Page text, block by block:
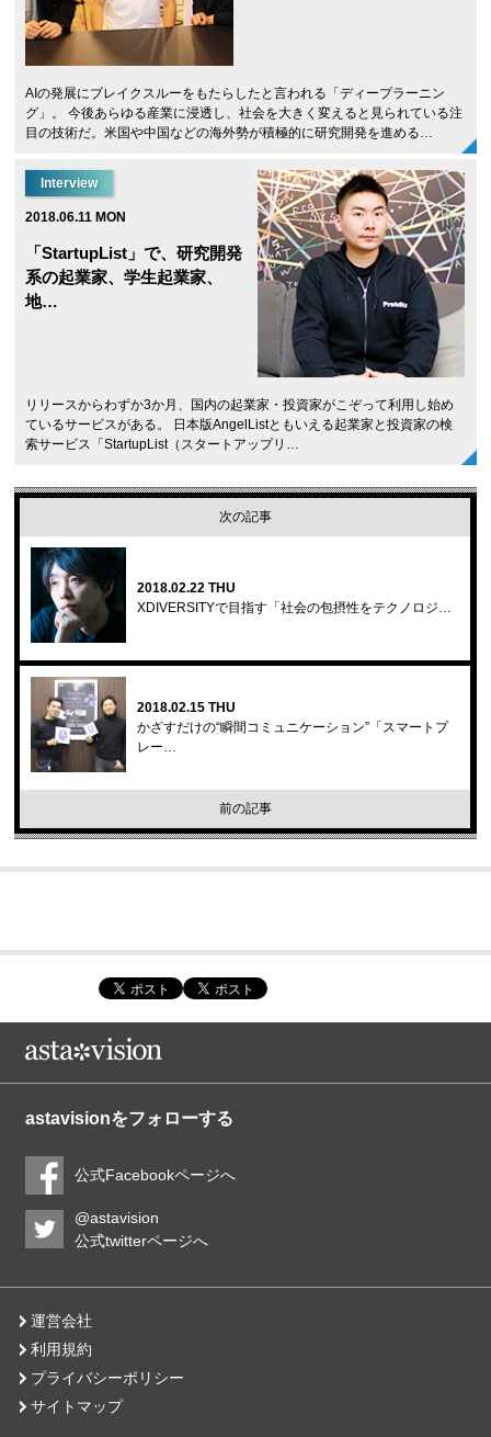
AIの発展にブレイクスルーをもたらしたと言われる「ディープラーニン
グ」。 今後あらゆる産業に浸透し、社会を大きく変えると見られている注
目の技術だ。米国や中国などの海外勢が積極的に研究開発を進める…
Interview
2018.06.11 MON
「StartupList」で、研究開発
系の起業家、学生起業家、
地…
リリースからわずか3か月、国内の起業家・投資家がこぞって利用し始め
ているサービスがある。 日本版AngelListともいえる起業家と投資家の検
索サービス「StartupList（スタートアップリ…
次の記事
2018.02.22 THU
XDIVERSITYで目指す「社会の包摂性をテクノロジ…
2018.02.15 THU
かざすだけの“瞬間コミュニケーション”「スマートプ
レー…
前の記事
astavisionをフォローする
公式Facebookページへ
@astavision
公式twitterページへ
運営会社
利用規約
プライバシーポリシー
サイトマップ